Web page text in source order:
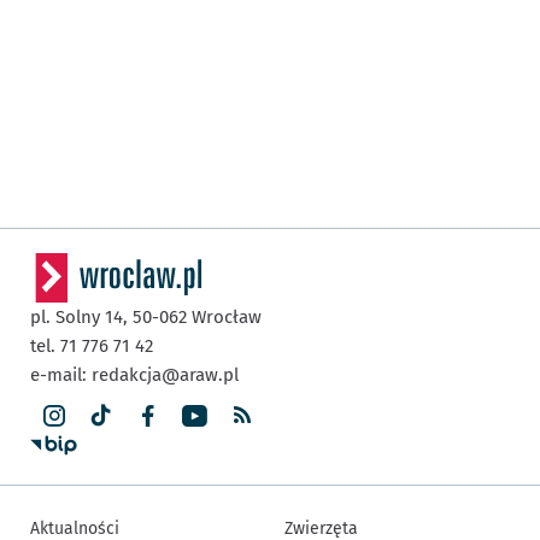
pl. Solny 14, 50-062 Wrocław
tel. 71 776 71 42
e-mail: redakcja@araw.pl
Aktualności Zwierzęta